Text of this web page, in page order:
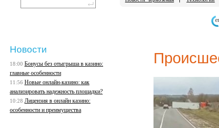
Новости
18:00 Бонусы без отыгрыша в казино:
главные особенности
11:56 Новые онлайн-казино: как
анализировать надежность площадки?
10:28 Лицензия в онлайн казино:
особенности и преимущества